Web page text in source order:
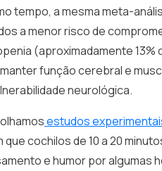
tempo, a mesma meta-
a menor risco de
(aproximadamente
função cerebral e
neurológica.
estudos
que cochilos de 10 a 20
e humor por algumas